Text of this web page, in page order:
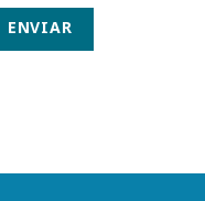
ENVIAR